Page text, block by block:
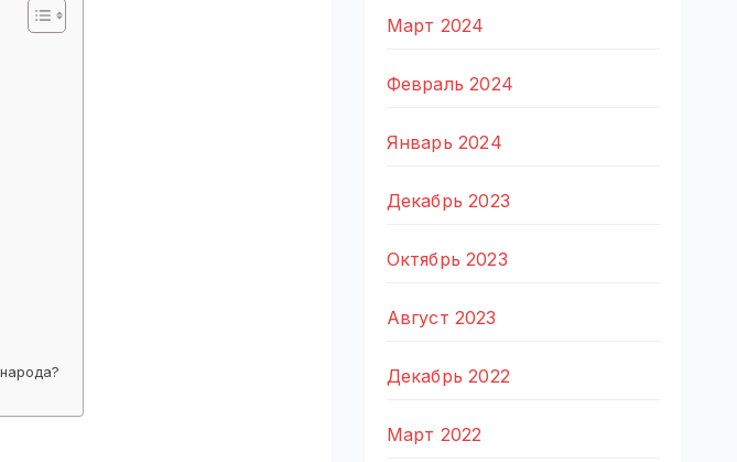
Март 2024
Февраль 2024
Январь 2024
Декабрь 2023
Октябрь 2023
Август 2023
Декабрь 2022
Март 2022